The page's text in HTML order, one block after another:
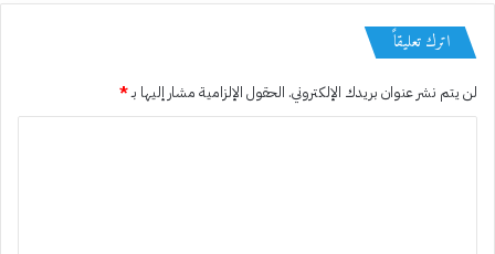
اترك تعليقاً
لن يتم نشر عنوان بريدك الإلكتروني. الحقول الإلزامية مشار إليها بـ*